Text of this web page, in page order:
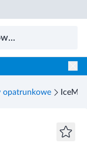
opatrunkowe